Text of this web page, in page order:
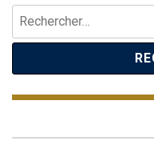
Rechercher :